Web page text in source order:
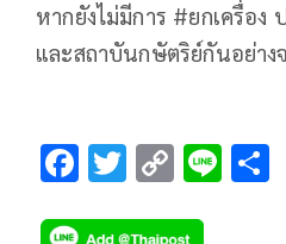
หากยังไม่มีการ #ยกเครื่อง
และสถาบันกษัตริย์กันอย่าง
F T C Li